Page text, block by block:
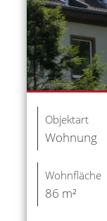
Objektart
Wohnung
Wohnfläche
86 m²